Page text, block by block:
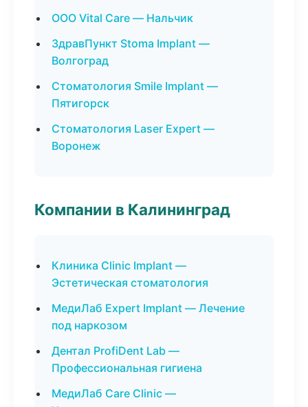
ООО Vital Care — Нальчик
ЗдравПункт Stoma Implant —
Волгоград
Стоматология Smile Implant —
Пятигорск
Стоматология Laser Expert —
Воронеж
Компании в Калининград
Клиника Clinic Implant —
Эстетическая стоматология
МедиЛаб Expert Implant — Лечение
под наркозом
Дентал ProfiDent Lab —
Профессиональная гигиена
МедиЛаб Care Clinic —